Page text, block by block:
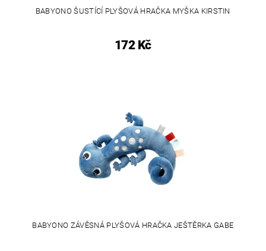
BABYONO ŠUSTÍCÍ PLYŠOVÁ HRAČKA MYŠKA KIRSTIN
172 Kč
BABYONO ZÁVĚSNÁ PLYŠOVÁ HRAČKA JEŠTĚRKA GABE